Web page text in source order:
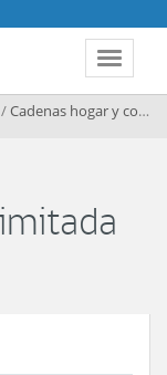
Toggle
/Cadenas hogar y construccion